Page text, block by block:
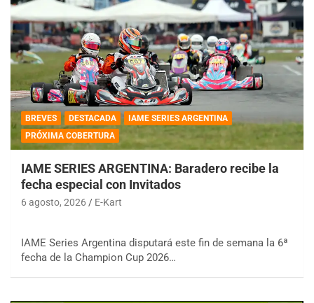
BREVES DESTACADA
IAME SERIES ARGENTINA
PRÓXIMA COBERTURA
IAME SERIES ARGENTINA: Baradero recibe la
fecha especial con Invitados
6 agosto, 2026 E-Kart
IAME Series Argentina disputará este fin de semana la 6ª
fecha de la Champion Cup 2026…